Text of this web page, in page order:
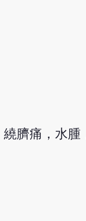
臍痛，水腫